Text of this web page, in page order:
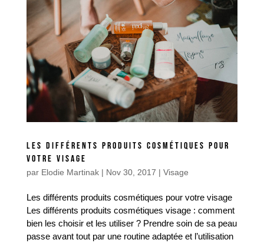
LES DIFFÉRENTS PRODUITS COSMÉTIQUES POUR
VOTRE VISAGE
par Elodie Martinak| Nov 30, 2017 | Visage
Les différents produits cosmétiques pour votre visage
Les différents produits cosmétiques visage : comment
bien les choisir et les utiliser ? Prendre soin de sa peau
passe avant tout par une routine adaptée et l’utilisation